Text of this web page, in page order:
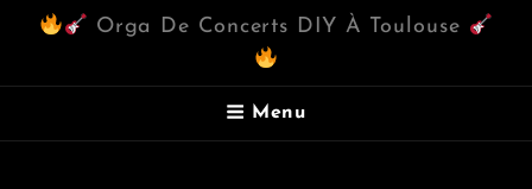
Orga De Concerts DIY À Toulouse
Menu